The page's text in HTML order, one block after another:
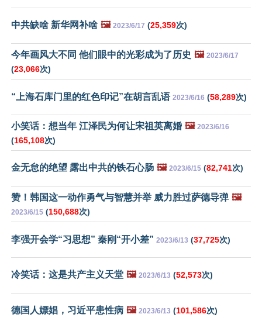
中共缺啥 新华网补啥 🖼️ 2023/6/17 (25,359次)
今年画风大不同 他们眼中的光彩成为了历史 🖼️ 2023/6/17
(23,066次)
“上海石库门里的红色印记”在胡言乱语 2023/6/16 (58,289次)
小笑话：想当年 江泽民为何让宋祖英离婚 🖼️ 2023/6/16
(165,108次)
金无怠的绝望 露出中共的铁石心肠 🖼️ 2023/6/15 (82,741次)
赞！韩国这一动作勇气与智慧并举 威力胜过萨德导弹 🖼️
2023/6/15 (150,688次)
李强开会学“习思想” 秦刚“开小差” 2023/6/13 (37,725次)
冷笑话：这是共产主义天堂 🖼️ 2023/6/13 (52,573次)
德国人嫖娼，习近平患性病 🖼️ 2023/6/13 (101,586次)